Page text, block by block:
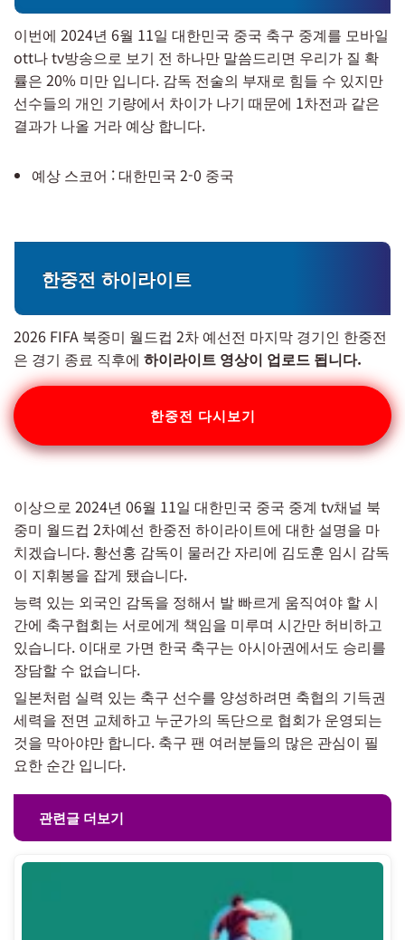
이번에 2024년 6월 11일 대한민국 중국 축구 중계를 모바일
ott나 tv방송으로 보기 전 하나만 말씀드리면 우리가 질 확
률은 20% 미만 입니다. 감독 전술의 부재로 힘들 수 있지만
선수들의 개인 기량에서 차이가 나기 때문에 1차전과 같은
결과가 나올 거라 예상 합니다.
예상 스코어 : 대한민국 2-0 중국
한중전 하이라이트
2026 FIFA 북중미 월드컵 2차 예선전 마지막 경기인 한중전
은 경기 종료 직후에 하이라이트 영상이 업로드 됩니다.
한중전 다시보기
이상으로 2024년 06월 11일 대한민국 중국 중계 tv채널 북
중미 월드컵 2차예선 한중전 하이라이트에 대한 설명을 마
치겠습니다. 황선홍 감독이 물러간 자리에 김도훈 임시 감독
이 지휘봉을 잡게 됐습니다.
능력 있는 외국인 감독을 정해서 발 빠르게 움직여야 할 시
간에 축구협회는 서로에게 책임을 미루며 시간만 허비하고
있습니다. 이대로 가면 한국 축구는 아시아권에서도 승리를
장담할 수 없습니다.
일본처럼 실력 있는 축구 선수를 양성하려면 축협의 기득권
세력을 전면 교체하고 누군가의 독단으로 협회가 운영되는
것을 막아야만 합니다. 축구 팬 여러분들의 많은 관심이 필
요한 순간 입니다.
관련글 더보기